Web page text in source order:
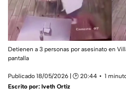
Detienen a 3 personas por asesinato en
pantalla
Publicado 18/05/2026 | 🕑 20:44
1
Escrito por: Iveth Ortiz